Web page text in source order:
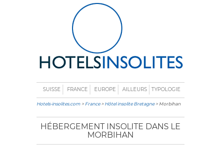
SUISSE FRANCE EUROPE AILLEURS TYPOLOGIE
Hotels-insolites.com >France>Hôtel insolite Bretagne> Morbihan
HÉBERGEMENT INSOLITE DANS LE
MORBIHAN